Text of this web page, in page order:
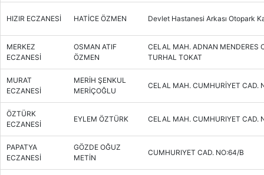
HIZIR ECZANESİ HATİCE ÖZMEN Devlet Hastanesi Arkası Otopark
MERKEZ
ECZANESİ
OSMAN ATIF
ÖZMEN
CELAL MAH. ADNAN MENDERES
TURHAL TOKAT
MURAT
ECZANESİ
MERİH ŞENKUL
MERİÇOĞLU
CELAL MAH. CUMHURİYET CAD.
ÖZTÜRK
ECZANESİ
EYLEM ÖZTÜRK CELAL MAH. CUMHURIYET CAD.
PAPATYA
ECZANESİ
GÖZDE OĞUZ
METİN
CUMHURIYET CAD. NO:64/B